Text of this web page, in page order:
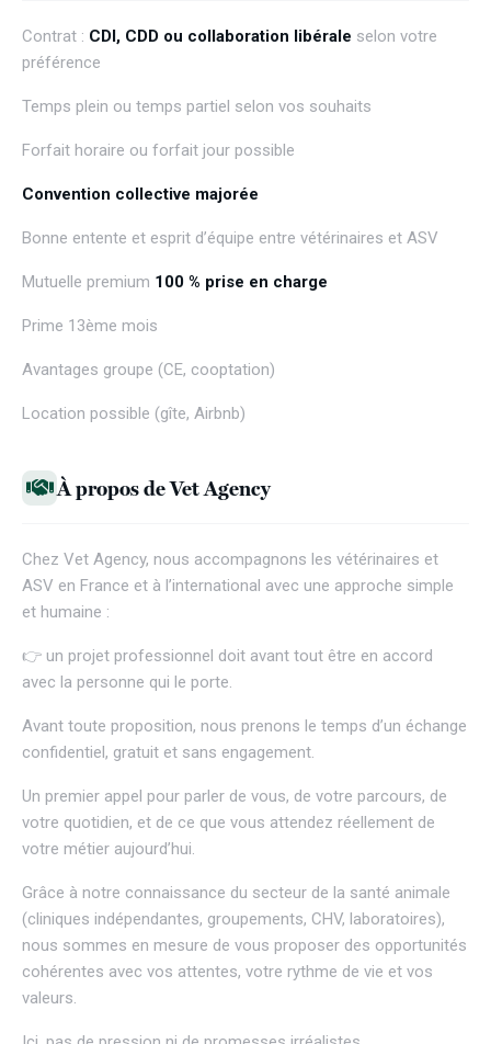
Contrat : CDI, CDD ou collaboration libérale selon votre
préférence
Temps plein ou temps partiel selon vos souhaits
Forfait horaire ou forfait jour possible
Convention collective majorée
Bonne entente et esprit d’équipe entre vétérinaires et ASV
Mutuelle premium 100 % prise en charge
Prime 13ème mois
Avantages groupe (CE, cooptation)
Location possible (gîte, Airbnb)
À propos de Vet Agency
Chez Vet Agency, nous accompagnons les vétérinaires et
ASV en France et à l’international avec une approche simple
et humaine :
👉 un projet professionnel doit avant tout être en accord
avec la personne qui le porte.
Avant toute proposition, nous prenons le temps d’un échange
confidentiel, gratuit et sans engagement.
Un premier appel pour parler de vous, de votre parcours, de
votre quotidien, et de ce que vous attendez réellement de
votre métier aujourd’hui.
Grâce à notre connaissance du secteur de la santé animale
(cliniques indépendantes, groupements, CHV, laboratoires),
nous sommes en mesure de vous proposer des opportunités
cohérentes avec vos attentes, votre rythme de vie et vos
valeurs.